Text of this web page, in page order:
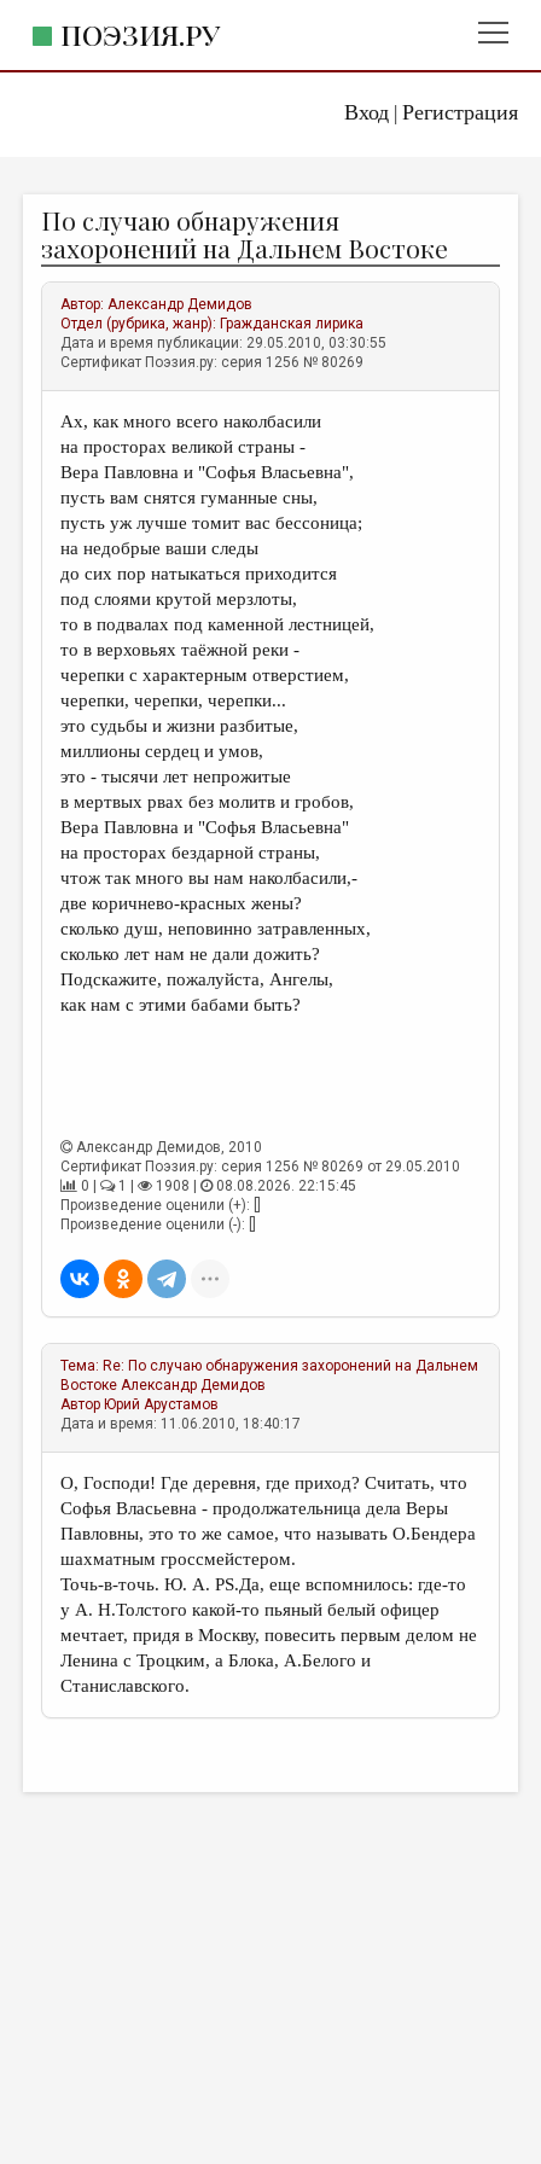
Вход| Регистрация
ПОЭЗИЯ.РУ
ЖАНРЫ
АВТОРЫ
КОММЕНТАРИИ
ЛИТСАЛОН
ПРАВИЛА САЙТА
ОТДЕЛЫ И РУБРИКИ
ИЗБРАННОЕ
ДАЙДЖЕСТ
ПРОИЗВЕДЕНИЯ
ПЕРЕВОДЫ
КОНКУРСЫ
ДЕТСКАЯ КОМНАТА
КНИЖНАЯ ПОЛКА
ОБЗОР ЛИТЕРАТУРЫ
СТРАНИЦЫ ПАМЯТИ
ОБЪЯВЛЕНИЯ
РЕДКОЛЛЕГИЯ
ЛИТЕРАТУРОВЕДЕНИЕ
КУЛЬТУРОВЕДЕНИЕ
ПУБЛИЦИСТИКА
РЕЦЕНЗИРОВАНИЕ
ЦИКЛЫ ПУБЛИКАЦИЙ
ТРЕДИАКОВСКИЙ
МЕДИА
По случаю обнаружения
захоронений на Дальнем Востоке
Автор:Александр Демидов
Отдел (рубрика, жанр): Гражданская лирика
Дата и время публикации: 29.05.2010, 03:30:55
Сертификат Поэзия.ру: серия 1256 № 80269
Ах, как много всего наколбасили
на просторах великой страны -
Вера Павловна и "Софья Власьевна",
пусть вам снятся гуманные сны,
пусть уж лучше томит вас бессоница;
на недобрые ваши следы
до сих пор натыкаться приходится
под слоями крутой мерзлоты,
то в подвалах под каменной лестницей,
то в верховьях таёжной реки -
черепки с характерным отверстием,
черепки, черепки, черепки...
это судьбы и жизни разбитые,
миллионы сердец и умов,
это - тысячи лет непрожитые
в мертвых рвах без молитв и гробов,
Вера Павловна и "Софья Власьевна"
на просторах бездарной страны,
чтож так много вы нам наколбасили,-
две коричнево-красных жены?
сколько душ, неповинно затравленных,
сколько лет нам не дали дожить?
Подскажите, пожалуйста, Ангелы,
как нам с этими бабами быть?
Александр Демидов, 2010
Сертификат Поэзия.ру: серия 1256 № 80269 от 29.05.2010
0 |
1 | 1908 |
08.08.2026. 22:15:45
Произведение оценили (+): []
Произведение оценили (-): []
Тема: Re: По случаю обнаружения захоронений на Дальнем
Востоке Александр Демидов
Автор Юрий Арустамов
Дата и время: 11.06.2010, 18:40:17
О, Господи! Где деревня, где приход? Считать, что
Софья Власьевна - продолжательница дела Веры
Павловны, это то же самое, что называть О.Бендера
шахматным гроссмейстером.
Точь-в-точь. Ю. А. PS.Да, еще вспомнилось: где-то
у А. Н.Толстого какой-то пьяный белый офицер
мечтает, придя в Москву, повесить первым делом не
Ленина с Троцким, а Блока, А.Белого и
Станиславского.